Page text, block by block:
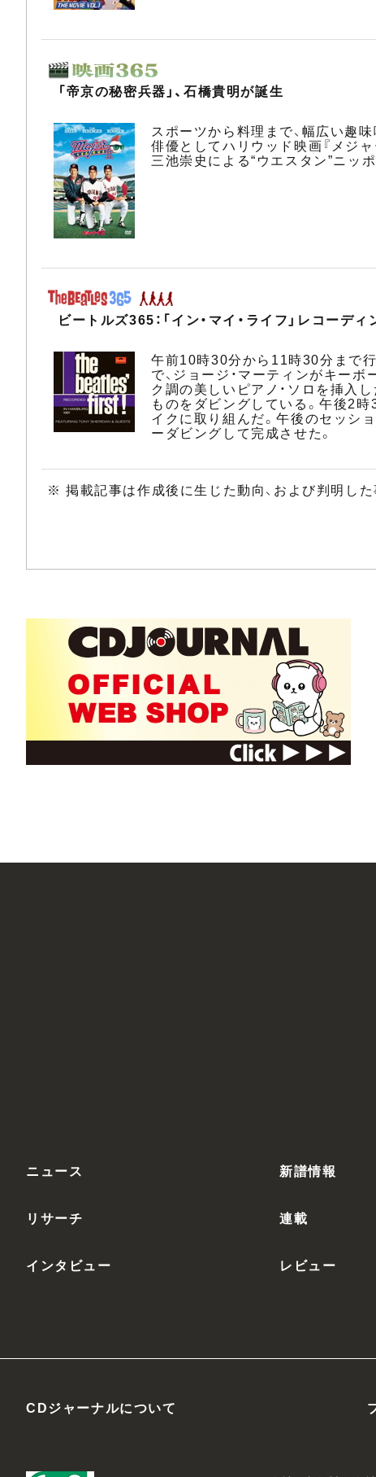
「帝京の秘密兵器」、石橋貴明が誕生
スポーツから料理まで、幅広い趣
俳優としてハリウッド映画『メジ
三池崇史による“ウエスタン”ニッ
ビートルズ365：「イン・マイ・ライフ」レコーディ
午前10時30分から11時30分まで行
で、ジョージ・マーティンがキー
ク調の美しいピアノ・ソロを挿入
ものをダビングしている。午後2
イクに取り組んだ。午後のセッシ
ーダビングして完成させた。
※ 掲載記事は作成後に生じた動向、および判明し
ニュース 新譜情報
リサーチ 連載
インタビュー レビュー
CDジャーナルについて